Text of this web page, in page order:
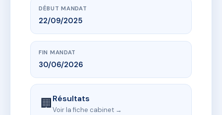
DÉBUT MANDAT
22/09/2025
FIN MANDAT
30/06/2026
🏢Résultats
Voir la fiche cabinet →